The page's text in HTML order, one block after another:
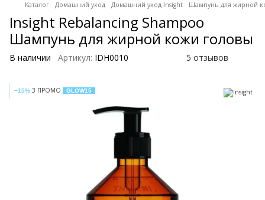
Каталог Домашний уход Домашний уход Insight Шампунь для жирной
Insight Rebalancing Shampoo
Шампунь для жирной кожи головы
В наличии Артикул: IDH0010 5 отзывов
−15% З ПРОМО GLOW15